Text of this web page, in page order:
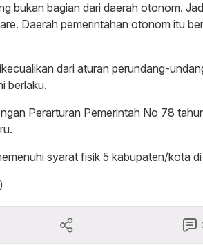
bukan bagian dari daerah otonom.
Daerah pemerintahan otonom itu
dari aturan perundang-
berlaku.
Perarturan Pemerintah No 78
syarat fisik 5 kabupaten/kota